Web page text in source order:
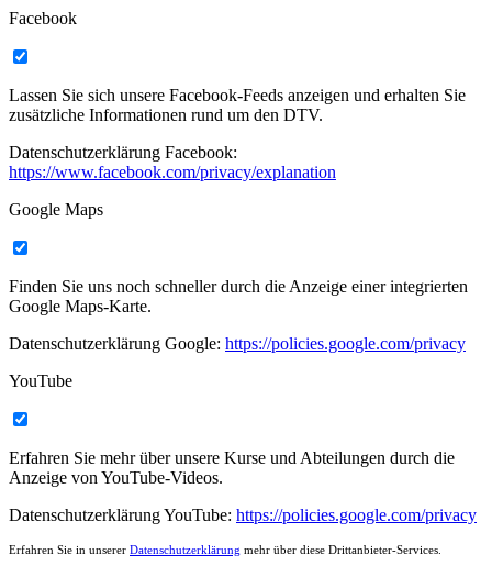
Facebook
Lassen Sie sich unsere Facebook-Feeds anzeigen und erhalten Sie
zusätzliche Informationen rund um den DTV.
Datenschutzerklärung Facebook:
https://www.facebook.com/privacy/explanation
Google Maps
Finden Sie uns noch schneller durch die Anzeige einer integrierten
Google Maps-Karte.
Datenschutzerklärung Google: https://policies.google.com/privacy
YouTube
Erfahren Sie mehr über unsere Kurse und Abteilungen durch die
Anzeige von YouTube-Videos.
Datenschutzerklärung YouTube: https://policies.google.com/privacy
Erfahren Sie in unserer Datenschutzerklärung mehr über diese Drittanbieter-Services.